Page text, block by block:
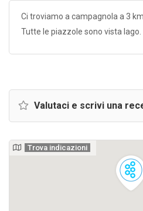
Ci troviamo a campagnola a 3
Tutte le piazzole sono vista lago.
Valutaci e scrivi una
Trova indicazioni